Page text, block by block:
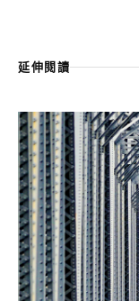
延伸閱讀